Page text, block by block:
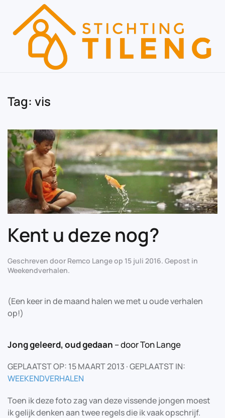
Skip to main content
Tag: vis
Kent u deze nog?
Geschreven door Remco Langeop 15 juli 2016. Gepost in
Weekendverhalen.
(Een keer in de maand halen we met u oude verhalen
op!)
Jong geleerd, oud gedaan – door Ton Lange
GEPLAATST OP: 15 MAART 2013 · GEPLAATST IN:
WEEKENDVERHALEN
Toen ik deze foto zag van deze vissende jongen moest
ik gelijk denken aan twee regels die ik vaak opschrijf.